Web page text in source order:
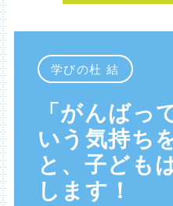
学びの杜 結
「がんばっ
いう気持ち
と、子ども
します！